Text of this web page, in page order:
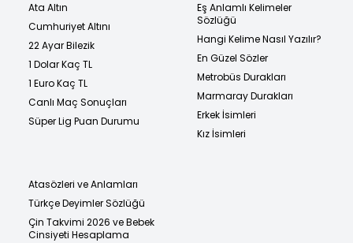
Ata Altın
Cumhuriyet Altını
22 Ayar Bilezik
1 Dolar Kaç TL
1 Euro Kaç TL
Canlı Maç Sonuçları
Süper Lig Puan Durumu
Eş Anlamlı Kelimeler
Sözlüğü
Hangi Kelime Nasıl Yazılır?
En Güzel Sözler
Metrobüs Durakları
Marmaray Durakları
Erkek İsimleri
Kız İsimleri
Atasözleri ve Anlamları
Türkçe Deyimler Sözlüğü
Çin Takvimi 2026 ve Bebek
Cinsiyeti Hesaplama